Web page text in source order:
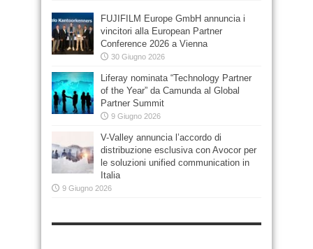
FUJIFILM Europe GmbH annuncia i
vincitori alla European Partner
Conference 2026 a Vienna
30 Giugno 2026
Liferay nominata “Technology Partner
of the Year” da Camunda al Global
Partner Summit
9 Giugno 2026
V-Valley annuncia l’accordo di
distribuzione esclusiva con Avocor per
le soluzioni unified communication in
Italia
9 Giugno 2026